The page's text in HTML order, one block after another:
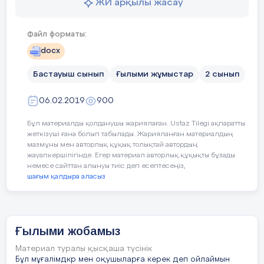
қою шай сияқты сұйық зат әзірлеп,
теріні соған батырады. Ол құрымда 20-30
күн тұрып тазартылады. Тері керіліп,
сыңғырлап тұрады.
Қымыз ыдыстарының енді бір негізгі түрі
– күбі, ол отырықшылық жағдайға
негізделген. Күбі аяқ жағы тарлау, түп
жағы кеңірек етіп еменнен жасалады. Оған
100 литр қымыз сияды. Оның іші апта
дәмді болады. Күбі, саба піспегінің басы
аршаның қызылынан ойылып, сүйек,
күміспен өрнектелген. Піспек, бие сауатын
ЖИ арқылы жасау
Файл форматы:
docx
Бастауыш сынып Ғылыми жұмыстар 2 сынып
06.02.2019 900
Бұл материалды қолданушы жариялаған. Ustaz Tilegi ақпаратты
жеткізуші ғана болып табылады. Жарияланған материалдың
мазмұны мен авторлық құқық толықтай автордың
жауапкершілігінде. Егер материал авторлық құқықты бұзады
немесе сайттан алынуы тиіс деп есептесеңіз,
шағым қалдыра аласыз
Ғылыми жобамыз
Материал туралы қысқаша түсінік
Бұл мұғалімдкр мен оқушыларға керек деп ойлаймын